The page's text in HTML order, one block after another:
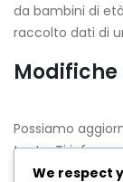
da bambini di
raccolto dati di
Possiamo
tanto. Ti
la nuova
We respect